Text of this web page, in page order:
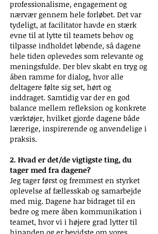
professionalisme, engagement og
nærvær gennem hele forløbet. Det var
tydeligt, at facilitator havde en stærk
evne til at lytte til teamets behov og
tilpasse indholdet løbende, så dagene
hele tiden oplevedes som relevante og
meningsfulde. Der blev skabt en tryg og
åben ramme for dialog, hvor alle
deltagere følte sig set, hørt og
inddraget. Samtidig var der en god
balance mellem refleksion og konkrete
værktøjer, hvilket gjorde dagene både
lærerige, inspirerende og anvendelige i
praksis.
2. Hvad er det/de vigtigste ting, du
tager med fra dagene?
Jeg tager først og fremmest en styrket
oplevelse af fællesskab og samarbejde
med mig. Dagene har bidraget til en
bedre og mere åben kommunikation i
teamet, hvor vi i højere grad lytter til
hinanden og er bevidste om vores